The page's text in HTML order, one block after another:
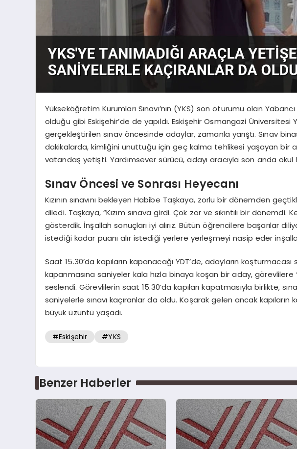
Yükseköğretim Kurumları Sınavı’nın (YKS) son oturumu olan
olduğu gibi Eskişehir’de de yapıldı. Eskişehir Osmangazi Üniversitesi
gerçekleştirilen sınav öncesinde adaylar, zamanla yarıştı. Sınav
dakikalarda, kimliğini unuttuğu için geç kalma tehlikesi yaşayan bir
vatandaş yetişti. Yardımsever sürücü, adayı aracıyla son anda okul
Sınav Öncesi ve Sonrası Heyecanı
Kızının sınavını bekleyen Habibe Taşkaya, zorlu bir dönemden
diledi. Taşkaya, “Kızım sınava girdi. Çok zor ve sıkıntılı bir
gösterdik. İnşallah sonuçları iyi alırız. Bütün öğrencilere başarılar
istediği kadar puanı alır istediği yerlere yerleşmeyi nasip eder
Saat 15.30’da kapıların kapanacağı YDT’de, adayların
kapanmasına saniyeler kala hızla binaya koşan bir aday, görevlilere
seslendi. Görevlilerin saat 15.30’da kapıları kapatmasıyla birlikte,
saniyelerle sınavı kaçıranlar da oldu. Koşarak gelen ancak kapıların
büyük üzüntü yaşadı.
#Eskişehir #YKS
Benzer Haberler